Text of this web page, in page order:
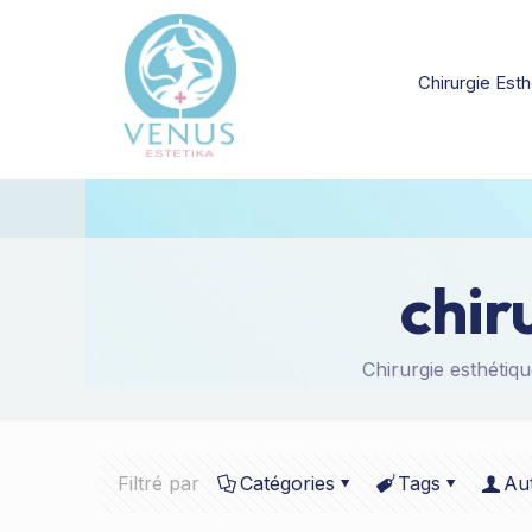
Chirurgie
Chirurgie
Filtré par Catégories Tags